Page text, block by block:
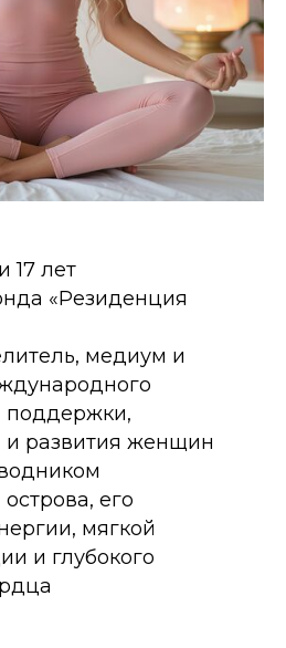
17 лет
«Резиденция
медиум и
поддержки,
развития женщин
его
мягкой
и глубокого